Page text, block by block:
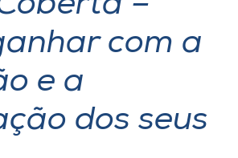
com a
e a
dos seus